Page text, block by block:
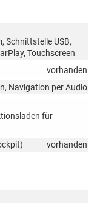
Schnittstelle USB,
Touchscreen
vorhanden
Navigation per Audio
für
vorhanden